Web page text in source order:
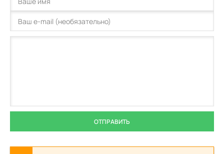
ОТПРАВИТЬ